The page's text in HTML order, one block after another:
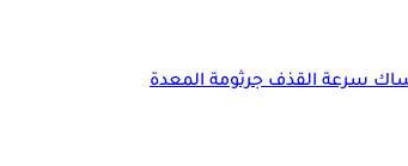
سرعة القذفجرثومة المعدة